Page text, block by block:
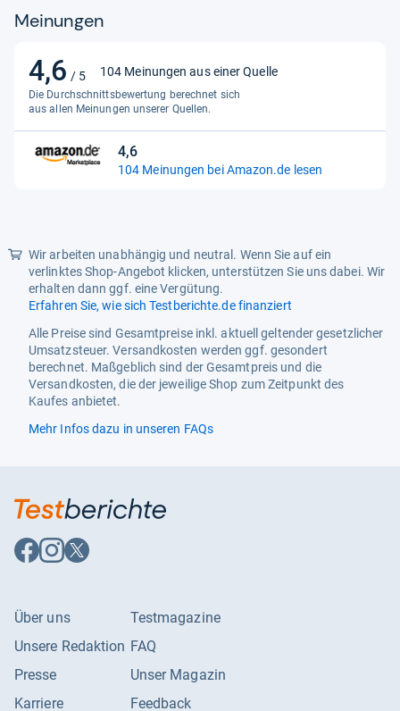
Meinungen
4,6 / 5
4,6
von
5
Sternen
104 Meinungen aus einer Quelle
Die Durchschnittsbewertung berechnet sich
aus allen Meinungen unserer Quellen.
4,6
4,6
von
104 Meinungen bei Amazon.de lesen
Wir arbeiten unabhängig und neutral. Wenn Sie auf ein
verlinktes Shop-Angebot klicken, unterstützen Sie uns dabei. Wir
erhalten dann ggf. eine Vergütung.
Erfahren Sie, wie sich Testberichte.de finanziert
Alle Preise sind Gesamtpreise inkl. aktuell geltender gesetzlicher
Umsatzsteuer. Versandkosten werden ggf. gesondert
berechnet. Maßgeblich sind der Gesamtpreis und die
Versandkosten, die der jeweilige Shop zum Zeitpunkt des
Kaufes anbietet.
Mehr Infos dazu in unseren FAQs
Auf
Facebook
Auf
Instagram
Auf
X
Über uns
Unsere Redaktion
Presse
Karriere
Testmagazine
FAQ
Unser Magazin
Feedback